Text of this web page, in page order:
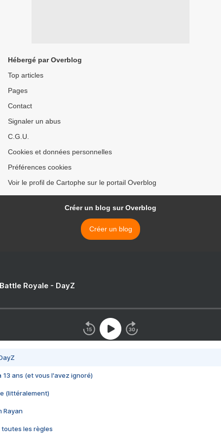
Hébergé par Overblog
Top articles
Pages
Contact
Signaler un abus
C.G.U.
Cookies et données personnelles
Préférences cookies
Voir le profil de Cartophe sur le portail Overblog
Créer un blog sur Overblog
Créer un blog
Royale - DayZ
13 ans (et vous l'avez ignoré)
(littéralement)
Rayan
toutes les règles